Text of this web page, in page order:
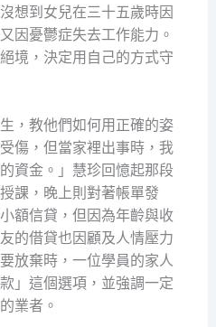
想到女兒在三十五歲時因
因憂鬱症失去工作能力。
境，決定用自己的方式守
，教他們如何用正確的姿
傷，但當家裡出事時，我
資金。」慧珍回憶起那段
課，晚上則對著帳單發
額信貸，但因為年齡與收
的借貸也因顧及人情壓力
放棄時，一位學員的家人
」這個選項，並強調一定
業者。